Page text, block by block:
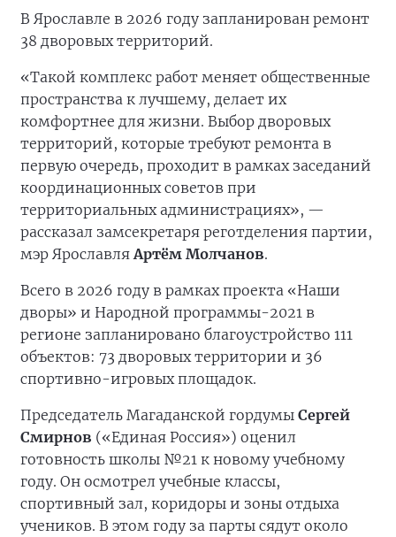
В Ярославле в 2026 году запланирован ремонт
38 дворовых территорий.
«Такой комплекс работ меняет общественные
пространства к лучшему, делает их
комфортнее для жизни. Выбор дворовых
территорий, которые требуют ремонта в
первую очередь, проходит в рамках заседаний
координационных советов при
территориальных администрациях», —
рассказал замсекретаря реготделения партии,
мэр ЯрославляАртём Молчанов.
Всего в 2026 году в рамках проекта «Наши
дворы» и Народной программы-2021 в
регионе запланировано благоустройство 111
объектов: 73 дворовых территории и 36
спортивно-игровых площадок.
Председатель Магаданской гордумы Сергей
Смирнов («Единая Россия») оценил
готовность школы №21 к новому учебному
году. Он осмотрел учебные классы,
спортивный зал, коридоры и зоны отдыха
учеников. В этом году за парты сядут около